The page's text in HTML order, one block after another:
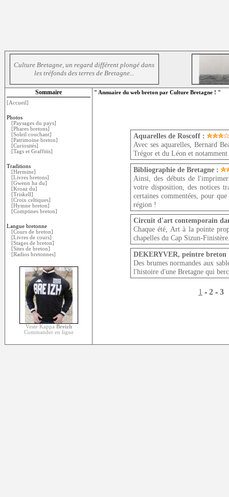
Culture Bretagne, un regard différent plongé dans
les tréfonds des terres de Bretagne...
Sommaire
[Accueil]
Photos
[Paysages du pays]
[Phares bretons]
[Soleil couchant]
[Patrimoine breton]
[Curiosités]
[Tags et Graffitis]
Traditions
[Hermine]
[Livres bretons]
[Gwenn ha du]
[Kroaz du]
[Triskell]
[Croix celtiques]
[Hymne breton]
[Comptines breton]
Langue bretonne
[Cours de breton]
[Livres de cours]
[Stages de breton]
[Sites de breton]
[Radios bretonnes]
Veste Kappa Breizh
Commander en ligne
" Annuaire du web breton par Culture Bretagne ! "
Aquarelles de Roscoff :
Avec ses aquarelles, Bernard
Trégor et du Léon et
Bibliographie de Bretagne :
Ainsi, des débuts de
votre disposition, des notices
certaines commentées, pour
région !
Circuit d'art contemporain
Chaque été, Art à la pointe
chapelles du Cap Sizun-
DEKERYVER, peintre breton
Des brumes normandes aux
l'histoire d'une Bretagne qui
1 - 2 - 3